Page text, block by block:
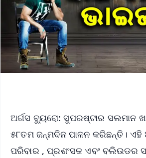
ଅର୍ଗସ ବ୍ୟୁରୋ: ସୁପରଷ୍ଟାର ସଲମାନ
୫୮ତମ ଜନ୍ମଦିନ ପାଳନ କରିଛନ୍ତି।
ପରିବାର , ପ୍ରଶଂସକ ଏବଂ ବଲିଉଡର